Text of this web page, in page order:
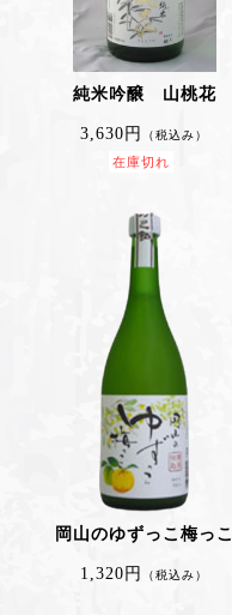
純米吟醸 山桃花
3,630円 （税込み）
在庫切れ
岡山のゆずっこ梅っこ
1,320円 （税込み）